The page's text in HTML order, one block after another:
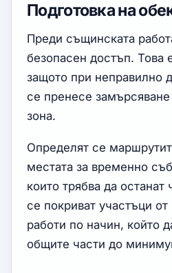
Подготовка на
Преди същинската
безопасен достъп. Това
защото при неправилно
се пренесе
зона.
Определят се
местата за временно
които трябва да
се покриват участъци
работи по начин, който
общите части до